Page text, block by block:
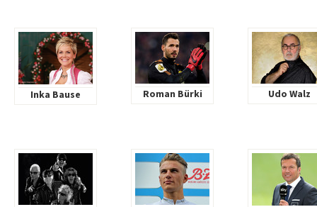
Inka Bause Roman Bürki Udo Walz